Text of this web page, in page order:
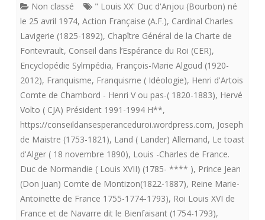
LE
XXI
SIECLE
:
FORCE
DES
CHOSES.
Non classé
" Louis XX' Duc d'Anjou (Bourbon) né
le 25 avril 1974, Action Française (A.F.), Cardinal Charles
Lavigerie (1825-1892), Chapître Général de la Charte de
Fontevrault, Conseil dans l’Espérance du Roi (CER),
Encyclopédie Sylmpédia, François-Marie Algoud (1920-
2012), Franquisme, Franquisme ( Idéologie), Henri d'Artois
Comte de Chambord - Henri V ou pas-( 1820-1883), Hervé
Volto ( CJA) Président 1991-1994 H**,
https://conseildansesperanceduroi.wordpress.com, Joseph
de Maistre (1753-1821), Land ( Lander) Allemand, Le toast
d'Alger ( 18 novembre 1890), Louis -Charles de France.
Duc de Normandie ( Louis XVII) (1785- **** ), Prince Jean
(Don Juan) Comte de Montizon(1822-1887), Reine Marie-
Antoinette de France 1755-1774-1793), Roi Louis XVI de
France et de Navarre dit le Bienfaisant (1754-1793),